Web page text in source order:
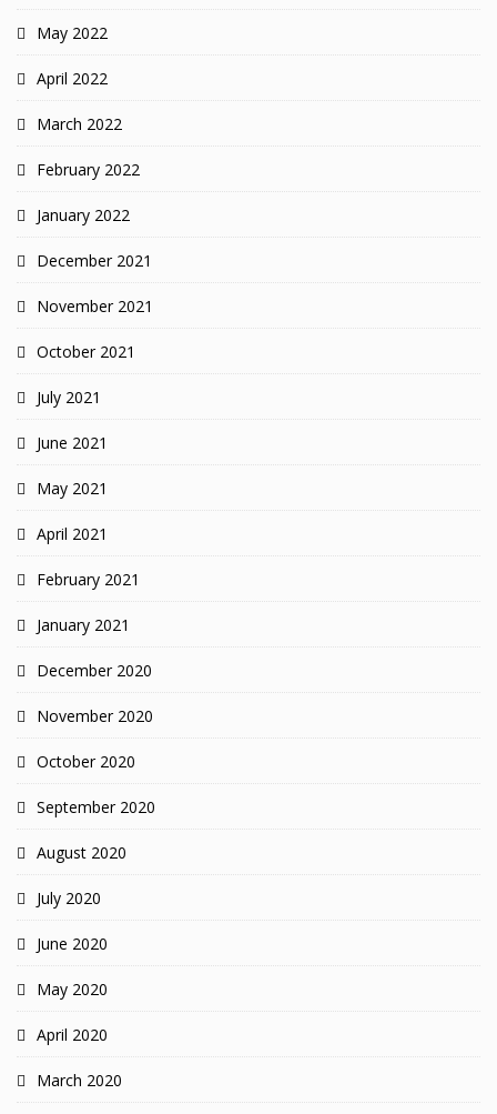
May 2022
April 2022
March 2022
February 2022
January 2022
December 2021
November 2021
October 2021
July 2021
June 2021
May 2021
April 2021
February 2021
January 2021
December 2020
November 2020
October 2020
September 2020
August 2020
July 2020
June 2020
May 2020
April 2020
March 2020